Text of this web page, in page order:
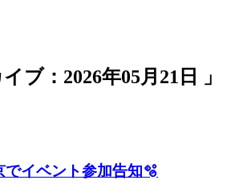
ブ：2026年05月21日 」
でイベント参加告知🫧